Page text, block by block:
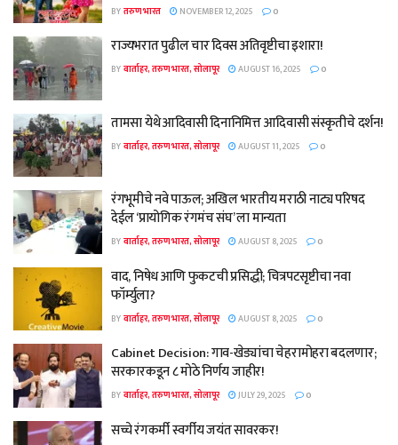
BYतरुण भारत NOVEMBER 12, 2025 0
राज्यभरात पुढील चार दिवस अतिवृष्टीचा इशारा!
BYवार्ताहर, तरुण भारत, सोलापूर AUGUST 16, 2025 0
तामसा येथे आदिवासी दिनानिमित्त आदिवासी संस्कृतीचे दर्शन!
BYवार्ताहर, तरुण भारत, सोलापूर AUGUST 11, 2025 0
रंगभूमीचे नवे पाऊल; अखिल भारतीय मराठी नाट्य परिषद
देईल ‘प्रायोगिक रंगमंच संघ’ ला मान्यता
BYवार्ताहर, तरुण भारत, सोलापूर AUGUST 8, 2025 0
वाद, निषेध आणि फुकटची प्रसिद्धी; चित्रपटसृष्टीचा नवा
फॉर्म्युला?
BYवार्ताहर, तरुण भारत, सोलापूर AUGUST 8, 2025 0
Cabinet Decision: गाव-खेड्यांचा चेहरामोहरा बदलणार;
सरकारकडून ८ मोठे निर्णय जाहीर!
BYवार्ताहर, तरुण भारत, सोलापूर JULY 29, 2025 0
सच्चे रंगकर्मी स्वर्गीय जयंत सावरकर!